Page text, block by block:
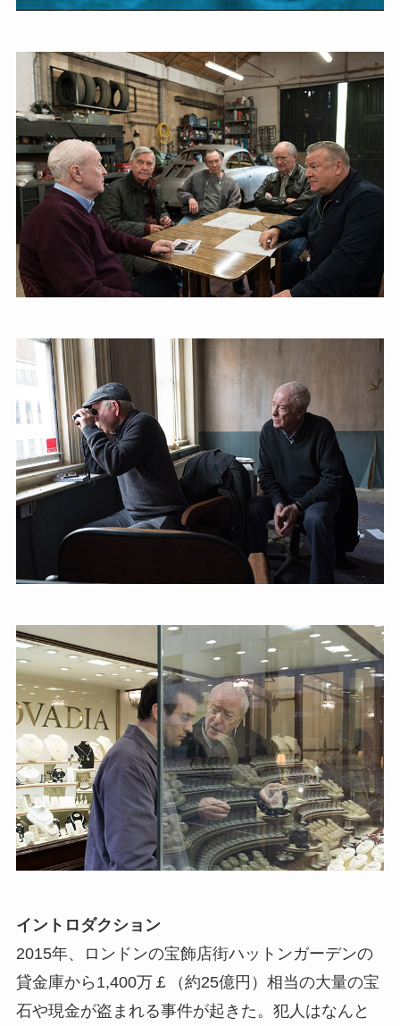
イントロダクション
2015年、ロンドンの宝飾店街ハットンガーデンの
貸金庫から1,400万￡（約25億円）相当の大量の宝
石や現金が盗まれる事件が起きた。犯人はなんと